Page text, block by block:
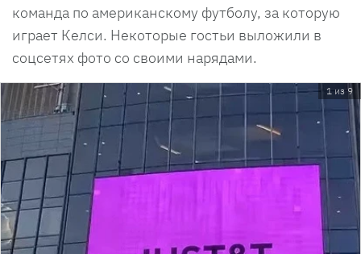
команда по американскому футболу, за которую
играет Келси. Некоторые гостьи выложили в
соцсетях фото со своими нарядами.
1 из 9